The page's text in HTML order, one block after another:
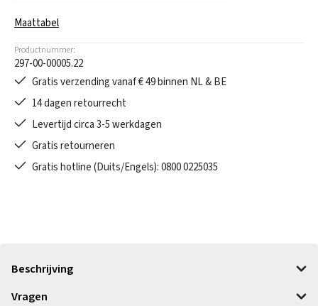
Maattabel
Productnummer:
297-00-00005.22
Gratis verzending vanaf € 49 binnen NL & BE
14 dagen retourrecht
Levertijd circa 3-5 werkdagen
Gratis retourneren
Gratis hotline (Duits/Engels): 0800 0225035
Beschrijving
Vragen